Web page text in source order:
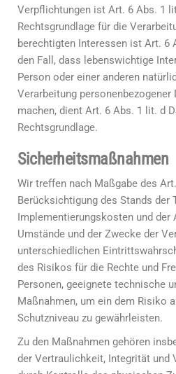
Verpflichtungen ist Art. 6 Abs. 1
Rechtsgrundlage für die
berechtigten Interessen ist Art. 6
den Fall, dass lebenswichtige
Person oder einer anderen
Verarbeitung
machen, dient Art. 6 Abs. 1 lit. d
Rechtsgrundlage.
Sicherheitsmaßnahmen
Wir treffen nach Maßgabe des
Berücksichtigung des Stands der
Implementierungskosten und der
Umstände und der Zwecke der
unterschiedlichen
des Risikos für die Rechte und
Personen, geeignete technische
Maßnahmen, um ein dem Risiko
Schutzniveau zu gewährleisten.
Zu den Maßnahmen gehören
der Vertraulichkeit, Integrität und